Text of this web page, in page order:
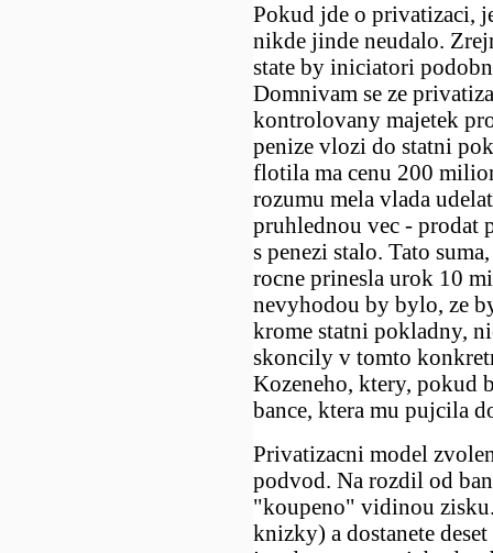
Pokud jde o privatizaci,
nikde jinde neudalo.
state by iniciatori
Domnivam se ze
kontrolovany majetek
penize vlozi do statni
flotila ma cenu 200
rozumu mela vlada
pruhlednou vec - prodat
s penezi stalo. Tato
rocne prinesla urok 10
nevyhodou by bylo, ze
krome statni pokladny,
skoncily v tomto
Kozeneho, ktery, pokud
bance, ktera mu pujcila
Privatizacni model
podvod. Na rozdil od
"koupeno" vidinou
knizky) a dostanete